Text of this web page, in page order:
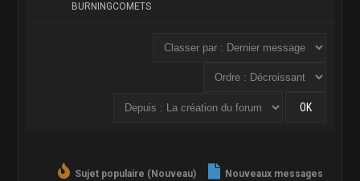
BURNINGCOMETS
Nouveaux messages
Sujet populaire (Nouveau)